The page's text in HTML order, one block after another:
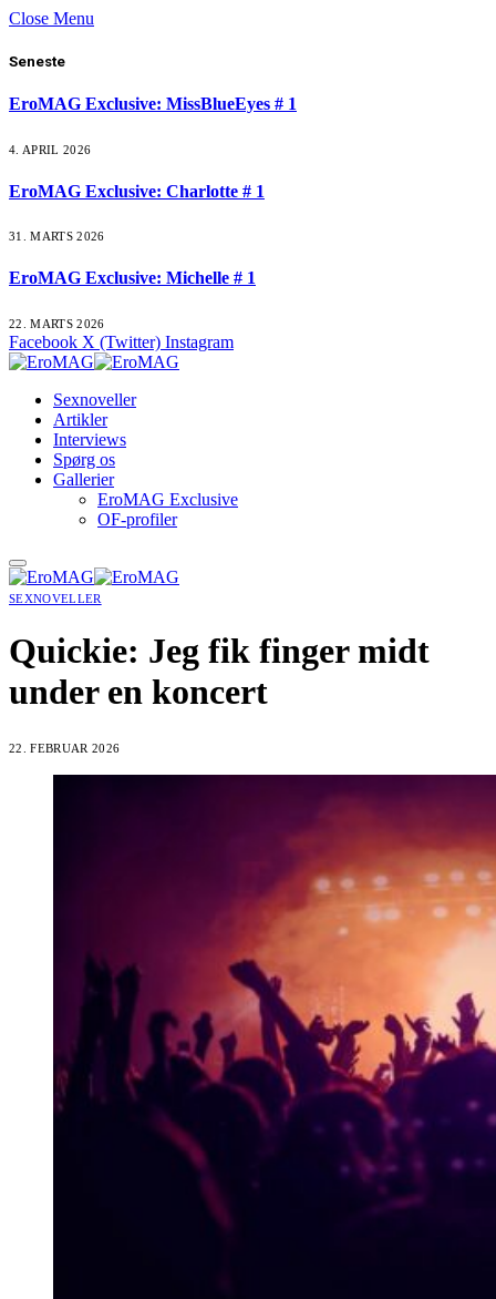
Close Menu
Seneste
EroMAG Exclusive: MissBlueEyes # 1
4. APRIL 2026
EroMAG Exclusive: Charlotte # 1
31. MARTS 2026
EroMAG Exclusive: Michelle # 1
22. MARTS 2026
Facebook X (Twitter) Instagram
Sexnoveller
Artikler
Interviews
Spørg os
Gallerier
EroMAG Exclusive
OF-profiler
SEXNOVELLER
Quickie: Jeg fik finger midt
under en koncert
22. FEBRUAR 2026